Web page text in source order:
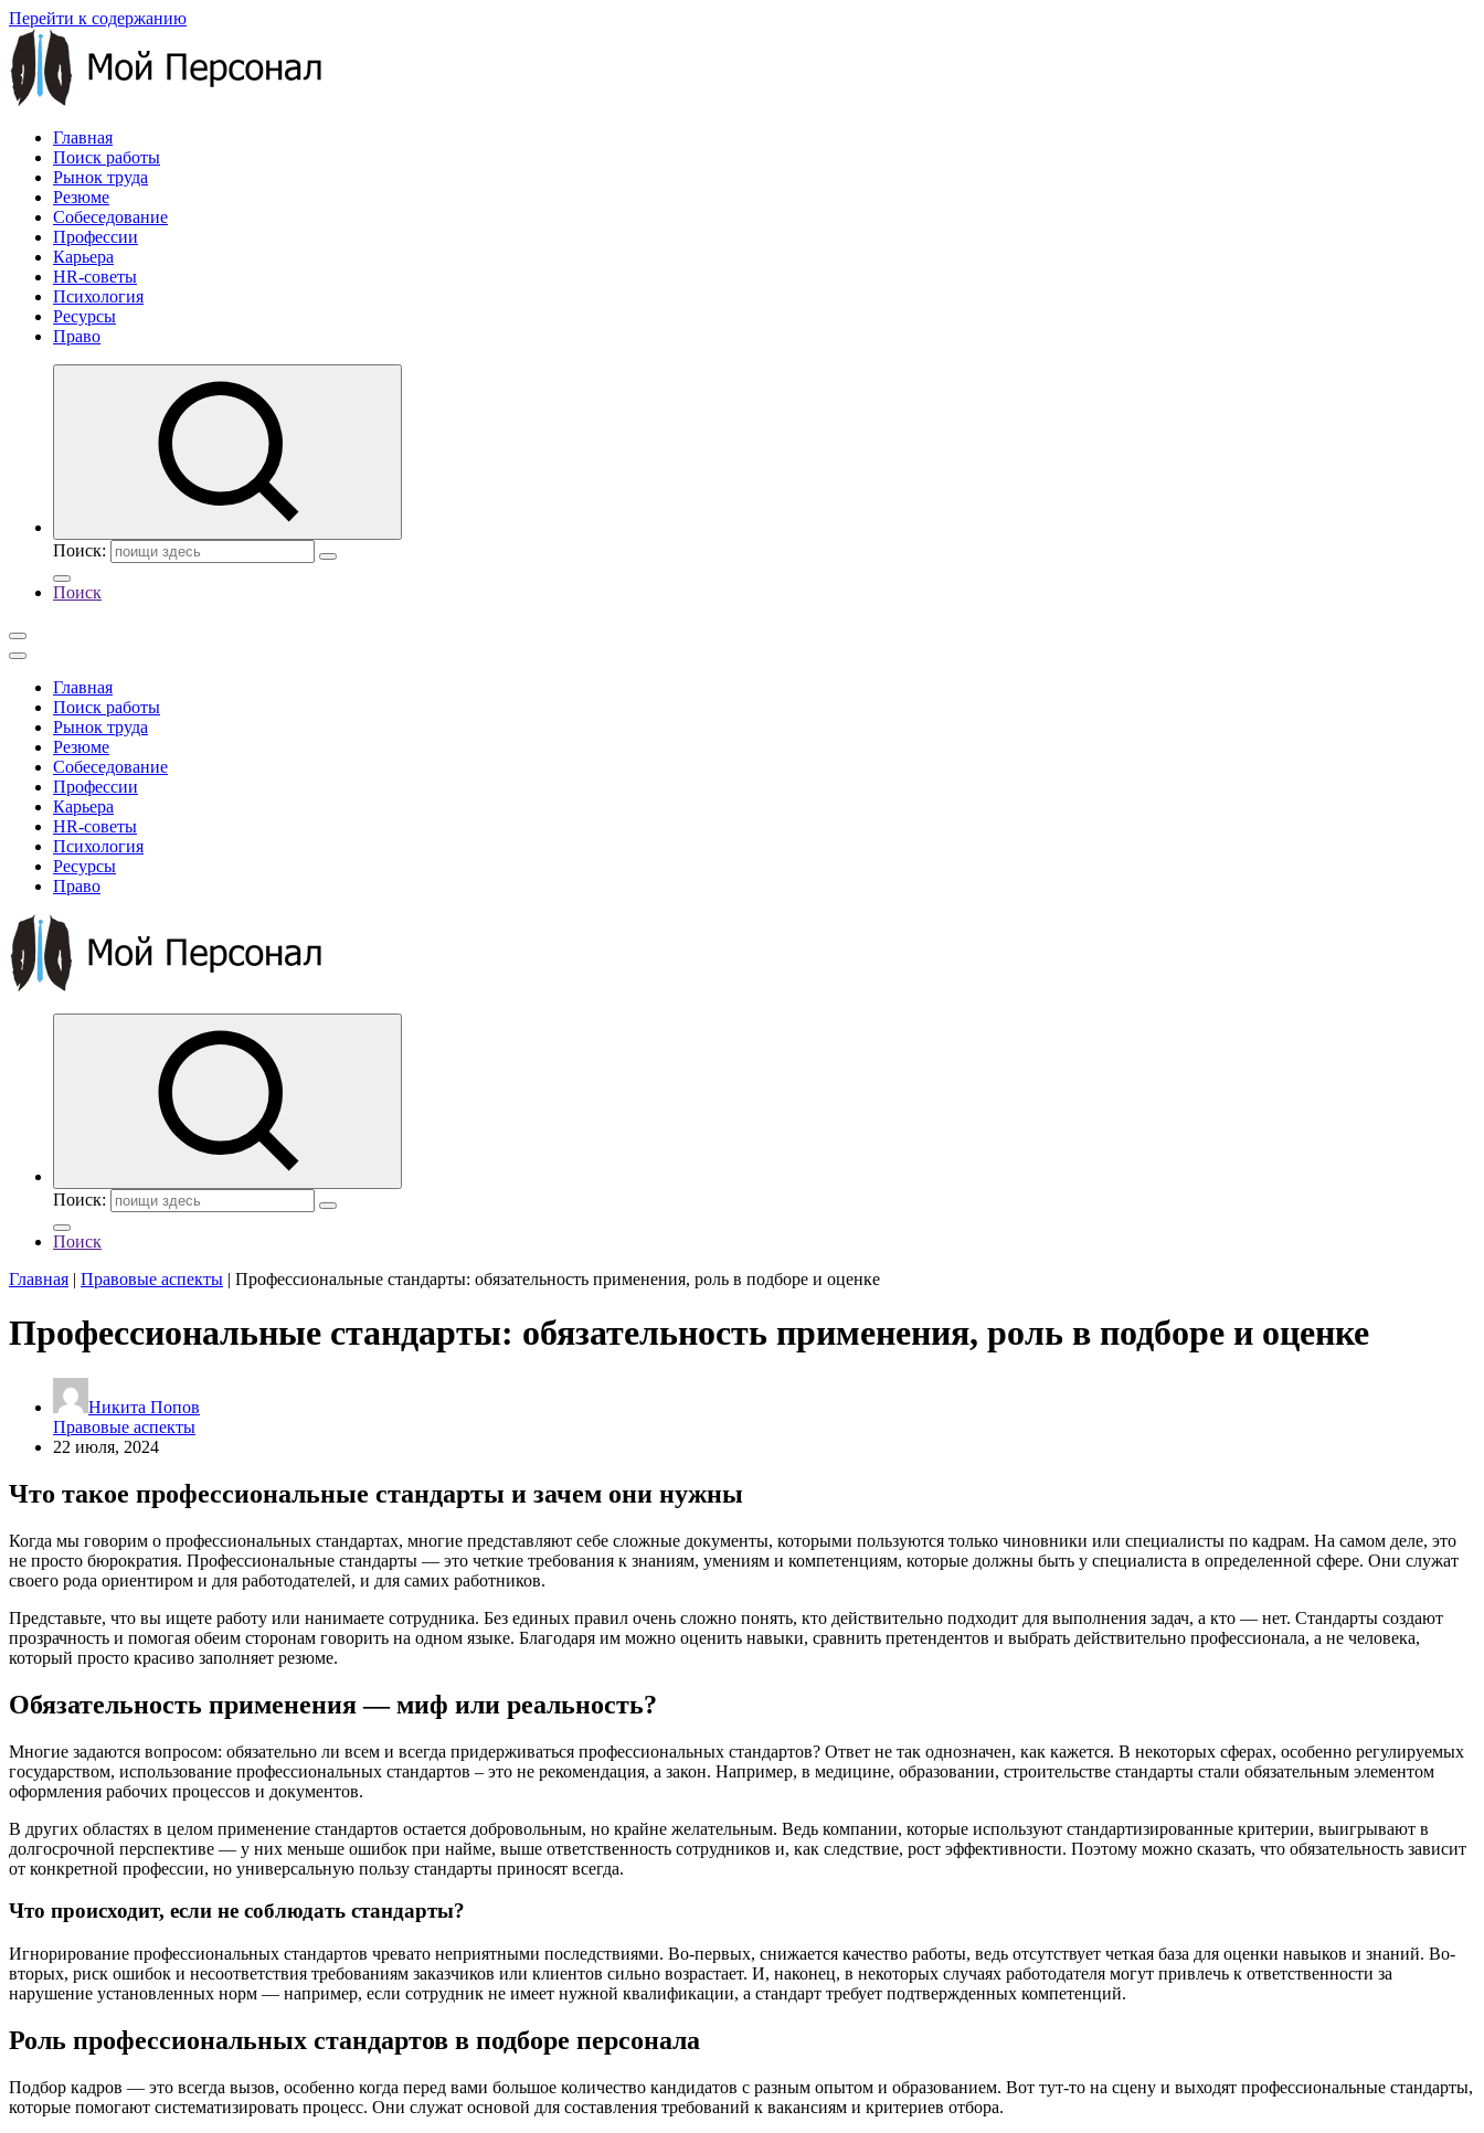
Перейти к содержанию
Главная
Поиск работы
Рынок труда
Резюме
Собеседование
Профессии
Карьера
HR-советы
Психология
Ресурсы
Право
Поиск:
Поиск
Главная
Поиск работы
Рынок труда
Резюме
Собеседование
Профессии
Карьера
HR-советы
Психология
Ресурсы
Право
Поиск:
Поиск
Главная | Правовые аспекты | Профессиональные стандарты: обязательность применения, роль в подборе и оценке
Профессиональные стандарты: обязательность применения, роль в подборе и оценке
Никита Попов
Правовые аспекты
22 июля, 2024
Что такое профессиональные стандарты и зачем они нужны
Когда мы говорим о профессиональных стандартах, многие представляют себе сложные документы, которыми пользуются только чиновники или специалисты по кадрам. На самом деле, это
не просто бюрократия. Профессиональные стандарты — это четкие требования к знаниям, умениям и компетенциям, которые должны быть у специалиста в определенной сфере. Они служат
своего рода ориентиром и для работодателей, и для самих работников.
Представьте, что вы ищете работу или нанимаете сотрудника. Без единых правил очень сложно понять, кто действительно подходит для выполнения задач, а кто — нет. Стандарты создают
прозрачность и помогая обеим сторонам говорить на одном языке. Благодаря им можно оценить навыки, сравнить претендентов и выбрать действительно профессионала, а не человека,
который просто красиво заполняет резюме.
Обязательность применения — миф или реальность?
Многие задаются вопросом: обязательно ли всем и всегда придерживаться профессиональных стандартов? Ответ не так однозначен, как кажется. В некоторых сферах, особенно регулируемых
государством, использование профессиональных стандартов – это не рекомендация, а закон. Например, в медицине, образовании, строительстве стандарты стали обязательным элементом
оформления рабочих процессов и документов.
В других областях в целом применение стандартов остается добровольным, но крайне желательным. Ведь компании, которые используют стандартизированные критерии, выигрывают в
долгосрочной перспективе — у них меньше ошибок при найме, выше ответственность сотрудников и, как следствие, рост эффективности. Поэтому можно сказать, что обязательность зависит
от конкретной профессии, но универсальную пользу стандарты приносят всегда.
Что происходит, если не соблюдать стандарты?
Игнорирование профессиональных стандартов чревато неприятными последствиями. Во-первых, снижается качество работы, ведь отсутствует четкая база для оценки навыков и знаний. Во-
вторых, риск ошибок и несоответствия требованиям заказчиков или клиентов сильно возрастает. И, наконец, в некоторых случаях работодателя могут привлечь к ответственности за
нарушение установленных норм — например, если сотрудник не имеет нужной квалификации, а стандарт требует подтвержденных компетенций.
Роль профессиональных стандартов в подборе персонала
Подбор кадров — это всегда вызов, особенно когда перед вами большое количество кандидатов с разным опытом и образованием. Вот тут-то на сцену и выходят профессиональные стандарты,
которые помогают систематизировать процесс. Они служат основой для составления требований к вакансиям и критериев отбора.